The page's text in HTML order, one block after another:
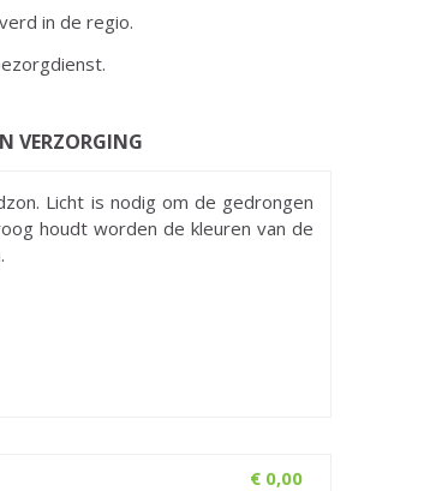
in de regio.
VERZORGING
Licht is nodig om de gedrongen
houdt worden de kleuren van de
€ 0,00